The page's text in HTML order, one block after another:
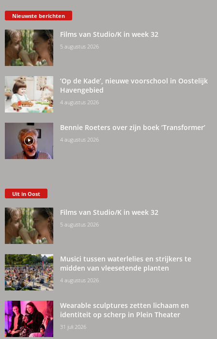
Nieuwste berichten
Films van Studio/K in week 32
5 augustus 2026
‘Op de Kade’, nieuwe voorschool in Oostelijk
Havengebied
4 augustus 2026
Bennie Roeters over zijn boek ‘Transformer’
4 augustus 2026
Uit in Oost
Films van Studio/K in week 32
5 augustus 2026
Musici tussen waterlelies en strijkers te
midden van vleesetende planten
4 augustus 2026
Wearable sculptures zetten lichaam en
identiteit op scherp in Plein Theater
31 juli 2026